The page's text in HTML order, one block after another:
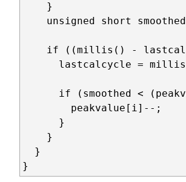
    }
unsigned short
if ((millis() -
lastcalcycle =
if (smoothed <
        peakvalue[i]--;
      }
    }
  }